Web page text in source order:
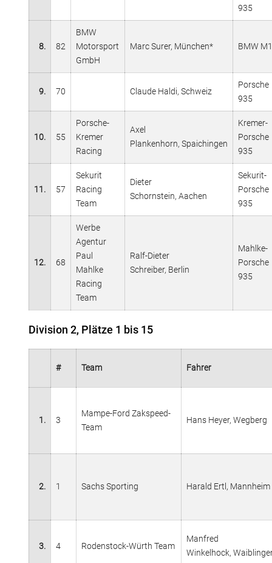
935
8. 82
BMW
Motorsport
GmbH
Marc Surer, München* BMW M1
9. 70 Claude Haldi, Schweiz
Porsche
935
10. 55
Porsche-
Kremer
Racing
Axel
Plankenhorn, Spaichingen
Kremer-
Porsche
935
11. 57
Sekurit
Racing
Team
Dieter
Schornstein, Aachen
Sekurit-
Porsche
935
12. 68
Werbe
Agentur
Paul
Mahlke
Racing
Team
Ralf-Dieter
Schreiber, Berlin
Mahlke-
Porsche
935
Division 2, Plätze 1 bis 15
# Team Fahrer
1. 3
Mampe-Ford Zakspeed-
Team
Hans Heyer, Wegberg
2. 1 Sachs Sporting Harald Ertl, Mannheim
3. 4 Rodenstock-Würth Team
Manfred
Winkelhock,